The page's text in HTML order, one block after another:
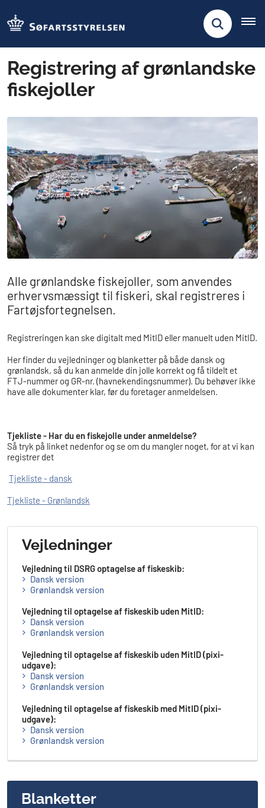
Registrering af grønlandske
fiskejoller
Alle grønlandske fiskejoller, som anvendes
erhvervsmæssigt til fiskeri, skal registreres i
Fartøjsfortegnelsen.
Registreringen kan ske digitalt med MitID eller manuelt uden MitID.
Her finder du vejledninger og blanketter på både dansk og
grønlandsk, så du kan anmelde din jolle korrekt og få tildelt et
FTJ-nummer og GR-nr. (havnekendingsnummer). Du behøver ikke
have alle dokumenter klar, før du foretager anmeldelsen.
Tjekliste - Har du en fiskejolle under anmeldelse?
Så tryk på linket nedenfor og se om du mangler noget, for at vi kan
registrer det
Tjekliste - dansk
Tjekliste - Grønlandsk
Vejledninger
Vejledning til DSRG optagelse af fiskeskib:
Dansk version
Grønlandsk version
Vejledning til optagelse af fiskeskib uden MitID:
Dansk version
Grønlandsk version
Vejledning til optagelse af fiskeskib uden MitID (pixi-
udgave):
Dansk version
Grønlandsk version
Vejledning til optagelse af fiskeskib med MitID (pixi-
udgave):
Dansk version
Grønlandsk version
Blanketter